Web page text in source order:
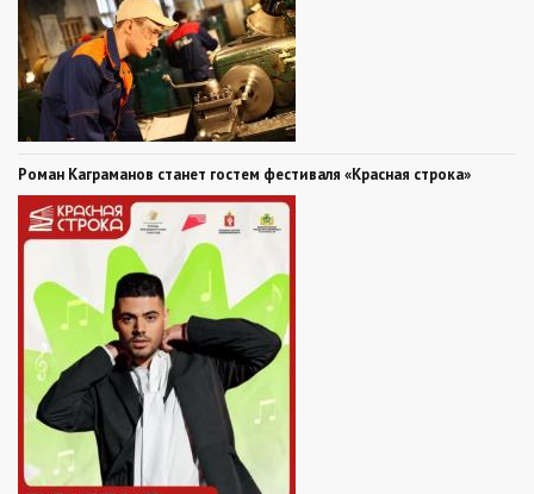
Роман Каграманов станет гостем фестиваля «Красная строка»